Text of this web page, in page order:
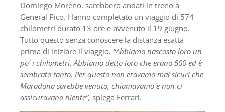
Domingo Moreno, sarebbero andati in treno a
General Pico. Hanno completato un viaggio di 574
chilometri durato 13 ore e avvenuto il 19 giugno.
Tutto questo senza conoscere la distanza esatta
prima di iniziare il viaggio. “Abbiamo nascosto loro un
po’ i chilometri. Abbiamo detto loro che erano 500 ed è
sembrato tanto. Per questo non eravamo mai sicuri che
Maradona sarebbe venuto, chiamavamo e non ci
assicuravano niente”, spiega Ferrari.